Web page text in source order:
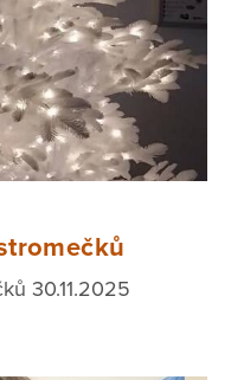
30.11.2025